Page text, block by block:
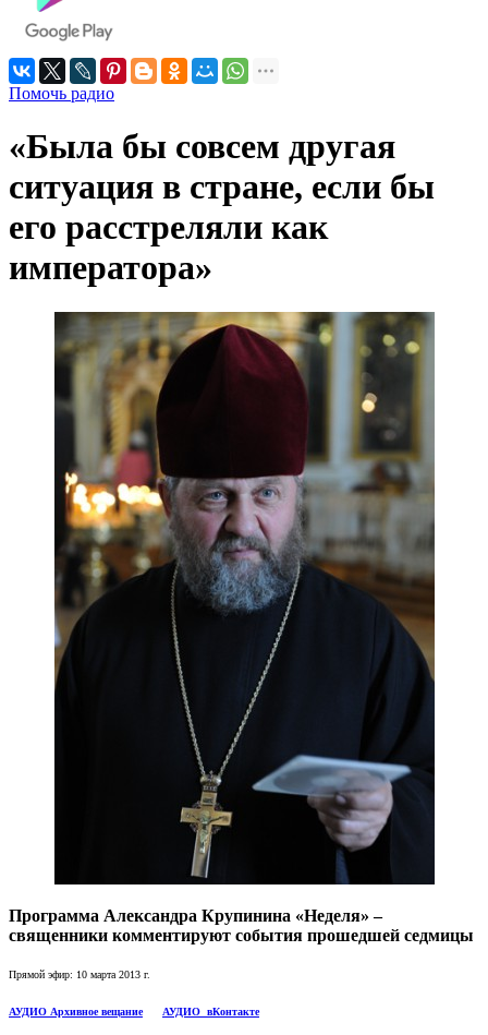
Помочь радио
«Была бы совсем другая
ситуация в стране, если бы
его расстреляли как
императора»
Программа Александра Крупинина «Неделя» –
священники комментируют события прошедшей седмицы
Прямой эфир: 10 марта 2013 г.
АУДИО Архивное вещание АУДИО вКонтакте